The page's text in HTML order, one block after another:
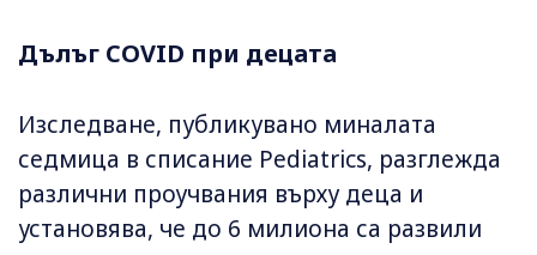
Дълъг COVID при децата
Изследване, публикувано миналата
седмица в списание Pediatrics, разглежда
различни проучвания върху деца и
установява, че до 6 милиона са развили